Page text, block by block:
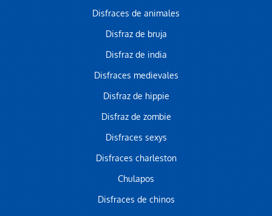
Disfraces de animales
Disfraz de bruja
Disfraz de india
Disfraces medievales
Disfraz de hippie
Disfraz de zombie
Disfraces sexys
Disfraces charleston
Chulapos
Disfraces de chinos